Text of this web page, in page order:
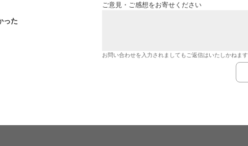
った
ご意見・ご感想をお寄せください
お問い合わせを入力されましてもご返信はいたしかねます